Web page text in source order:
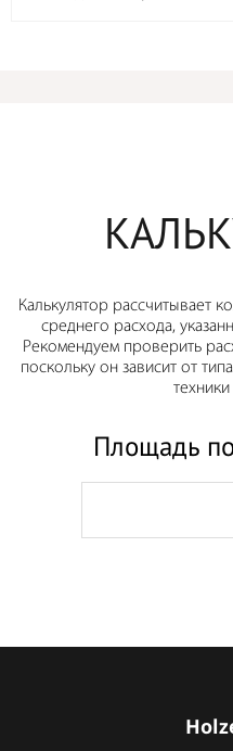
Калькулятор рассчитывает
среднего расхода,
Рекомендуем проверить
поскольку он зависит от
Площадь